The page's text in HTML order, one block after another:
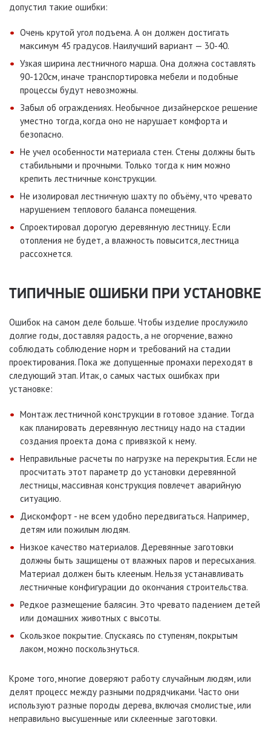
допустил такие ошибки:
Очень крутой угол подъема. А он должен достигать
максимум 45 градусов. Наилучший вариант — 30-40.
Узкая ширина лестничного марша. Она должна составлять
90-120см, иначе транспортировка мебели и подобные
процессы будут невозможны.
Забыл об ограждениях. Необычное дизайнерское решение
уместно тогда, когда оно не нарушает комфорта и
безопасно.
Не учел особенности материала стен. Стены должны быть
стабильными и прочными. Только тогда к ним можно
крепить лестничные конструкции.
Не изолировал лестничную шахту по объёму, что чревато
нарушением теплового баланса помещения.
Спроектировал дорогую деревянную лестницу. Если
отопления не будет, а влажность повысится, лестница
рассохнется.
ТИПИЧНЫЕ ОШИБКИ ПРИ УСТАНОВКЕ
Ошибок на самом деле больше. Чтобы изделие прослужило
долгие годы, доставляя радость, а не огорчение, важно
соблюдать соблюдение норм и требований на стадии
проектирования. Пока же допущенные промахи переходят в
следующий этап. Итак, о самых частых ошибках при
установке:
Монтаж лестничной конструкции в готовое здание. Тогда
как планировать деревянную лестницу надо на стадии
создания проекта дома с привязкой к нему.
Неправильные расчеты по нагрузке на перекрытия. Если не
просчитать этот параметр до установки деревянной
лестницы, массивная конструкция повлечет аварийную
ситуацию.
Дискомфорт - не всем удобно передвигаться. Например,
детям или пожилым людям.
Низкое качество материалов. Деревянные заготовки
должны быть защищены от влажных паров и пересыхания.
Материал должен быть клееным. Нельзя устанавливать
лестничные конфигурации до окончания строительства.
Редкое размещение балясин. Это чревато падением детей
или домашних животных с высоты.
Скользкое покрытие. Спускаясь по ступеням, покрытым
лаком, можно поскользнуться.
Кроме того, многие доверяют работу случайным людям, или
делят процесс между разными подрядчиками. Часто они
используют разные породы дерева, включая смолистые, или
неправильно высушенные или склеенные заготовки.